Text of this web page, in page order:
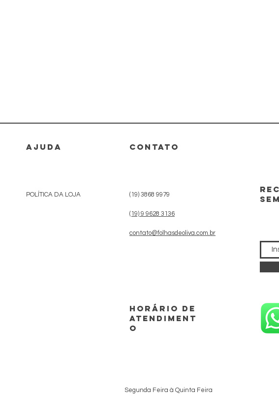
AJUDA
POLÍTICA DA LOJA
CONTATO
(19) 3868 9979
(19) 9 9628 3136
contato@folhasdeoliva.com.br
horário de
atendiment
o
Segunda Feira à Quinta Feira